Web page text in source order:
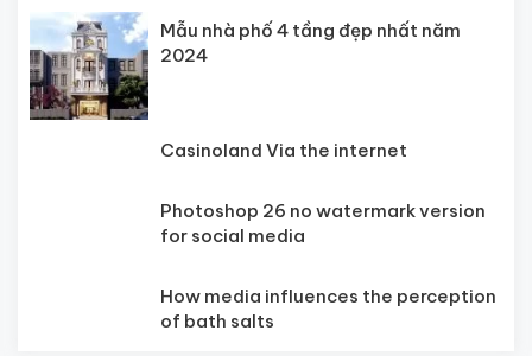
Mẫu nhà phố 4 tầng đẹp nhất năm
2024
Casinoland Via the internet
Photoshop 26 no watermark version
for social media
How media influences the perception
of bath salts